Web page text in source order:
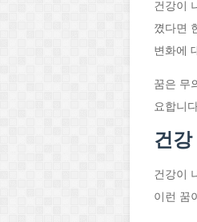
건강이
꼈다면
변화에
꿈은 무
요합니
건
건강이
이런 꿈